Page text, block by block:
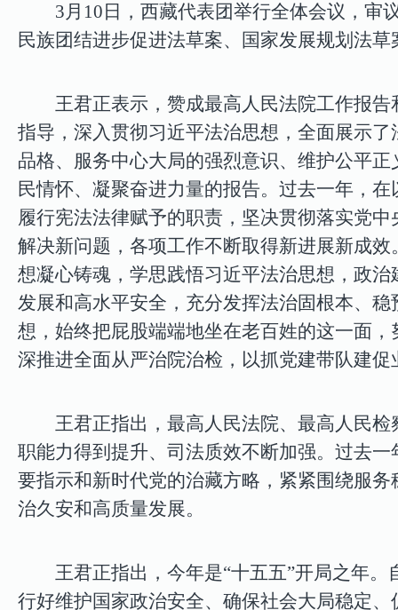
3月10日，西藏代表团举行全体会议，审
民族团结进步促进法草案、国家发展规划法草
王君正表示，赞成最高人民法院工作报
指导，深入贯彻习近平法治思想，全面展示
品格、服务中心大局的强烈意识、维护公平
民情怀、凝聚奋进力量的报告。过去一年，
履行宪法法律赋予的职责，坚决贯彻落实党
解决新问题，各项工作不断取得新进展新成
想凝心铸魂，学思践悟习近平法治思想，政
发展和高水平安全，充分发挥法治固根本、
想，始终把屁股端端地坐在老百姓的这一面
深推进全面从严治院治检，以抓党建带队建
王君正指出，最高人民法院、最高人民
职能力得到提升、司法质效不断加强。过去
要指示和新时代党的治藏方略，紧紧围绕服
治久安和高质量发展。
王君正指出，今年是“十五五”开局之年
行好维护国家政治安全、确保社会大局稳定